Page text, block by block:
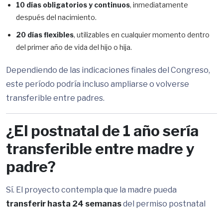
10 días obligatorios y continuos, inmediatamente
después del nacimiento.
20 días flexibles, utilizables en cualquier momento dentro
del primer año de vida del hijo o hija.
Dependiendo de las indicaciones finales del Congreso,
este período podría incluso ampliarse o volverse
transferible entre padres.
¿El postnatal de 1 año sería
transferible entre madre y
padre?
Sí. El proyecto contempla que la madre pueda
transferir hasta 24 semanasdel permiso postnatal